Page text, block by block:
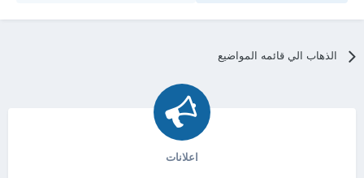
الذهاب الي قائمه المواضيع
اعلانات